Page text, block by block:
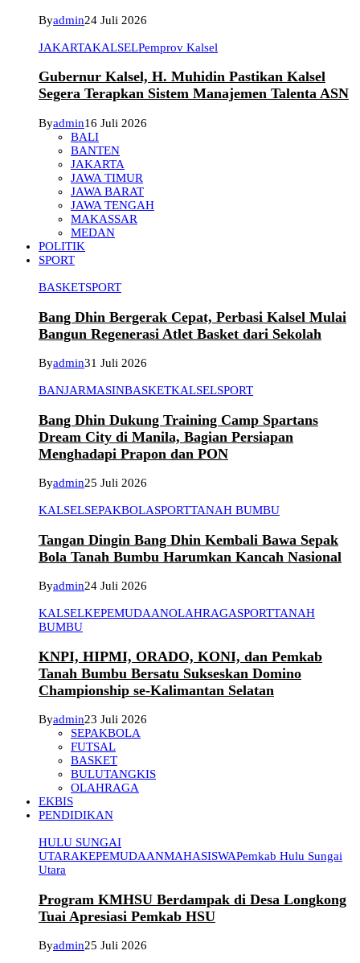
Byadmin24 Juli 2026
JAKARTAKALSELPemprov Kalsel
Gubernur Kalsel, H. Muhidin Pastikan Kalsel
Segera Terapkan Sistem Manajemen Talenta ASN
Byadmin16 Juli 2026
BALI
BANTEN
JAKARTA
JAWA TIMUR
JAWA BARAT
JAWA TENGAH
MAKASSAR
MEDAN
POLITIK
SPORT
BASKETSPORT
Bang Dhin Bergerak Cepat, Perbasi Kalsel Mulai
Bangun Regenerasi Atlet Basket dari Sekolah
Byadmin31 Juli 2026
BANJARMASINBASKETKALSELSPORT
Bang Dhin Dukung Training Camp Spartans
Dream City di Manila, Bagian Persiapan
Menghadapi Prapon dan PON
Byadmin25 Juli 2026
KALSELSEPAKBOLASPORTTANAH BUMBU
Tangan Dingin Bang Dhin Kembali Bawa Sepak
Bola Tanah Bumbu Harumkan Kancah Nasional
Byadmin24 Juli 2026
KALSELKEPEMUDAANOLAHRAGASPORTTANAH
BUMBU
KNPI, HIPMI, ORADO, KONI, dan Pemkab
Tanah Bumbu Bersatu Sukseskan Domino
Championship se-Kalimantan Selatan
Byadmin23 Juli 2026
SEPAKBOLA
FUTSAL
BASKET
BULUTANGKIS
OLAHRAGA
EKBIS
PENDIDIKAN
HULU SUNGAI
UTARAKEPEMUDAANMAHASISWAPemkab Hulu Sungai
Utara
Program KMHSU Berdampak di Desa Longkong
Tuai Apresiasi Pemkab HSU
Byadmin25 Juli 2026